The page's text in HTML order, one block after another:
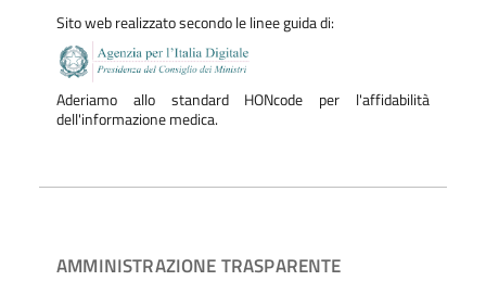
Sito web realizzato secondo le linee guida di:
Aderiamo allo standard HONcode per l'affidabilità
dell'informazione medica.
AMMINISTRAZIONE TRASPARENTE